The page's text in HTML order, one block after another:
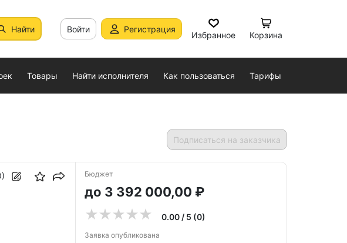
Найти Войти Регистрация
Избранное Корзина
Товары Найти исполнителя Как пользоваться Тарифы
Подписаться на заказчика
Бюджет
до 3 392 000,00 ₽
0.00 / 5 (0)
Заявка опубликована